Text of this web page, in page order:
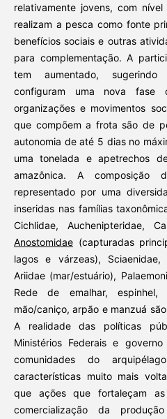
relativamente jovens, com
realizam a pesca como fonte
benefícios sociais e outras
para complementação. A
tem aumentado,
configuram uma nova fase
organizações e movimentos
que compõem a frota são de
autonomia de até 5 dias no
uma tonelada e apetrechos
amazônica. A composição
representado por uma
inseridas nas famílias
Cichlidae, Auchenipteridae,
Anostomidae(capturadas
lagos e várzeas), Sciaenidae,
Ariidae (mar/estuário),
Rede de emalhar,
mão/caniço, arpão e manzuá
A realidade das políticas
Ministérios Federais e
comunidades do
características muito mais
que ações que fortaleçam
comercialização da